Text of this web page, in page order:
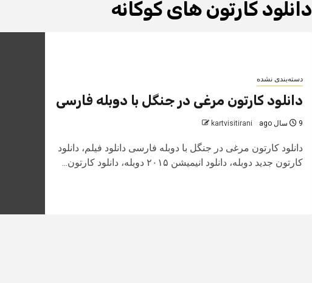
دانلود کارتون های کوکانه
دسته‌بندی نشده
دانلود کارتون مرغی در جنگل با دوبله فارسی
9 سال ago kartvisitirani
دانلود کارتون مرغی در جنگل با دوبله فارسی دانلود فیلم، دانلود
کارتون جدید دوبله، دانلود انیمیشن ۲۰۱۵ دوبله، دانلود کارتون...